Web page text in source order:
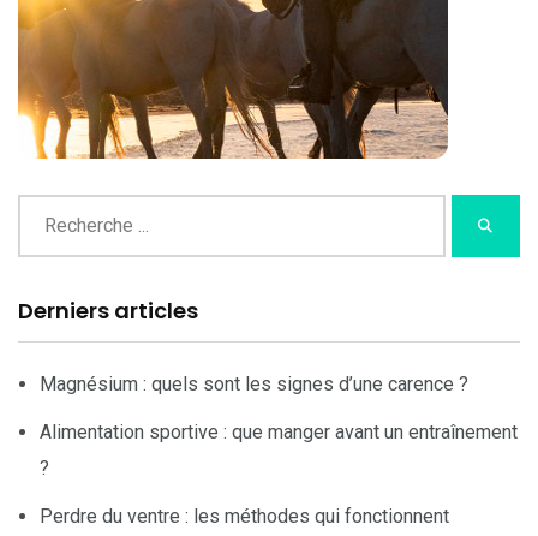
Derniers articles
Magnésium : quels sont les signes d’une carence ?
Alimentation sportive : que manger avant un entraînement
?
Perdre du ventre : les méthodes qui fonctionnent